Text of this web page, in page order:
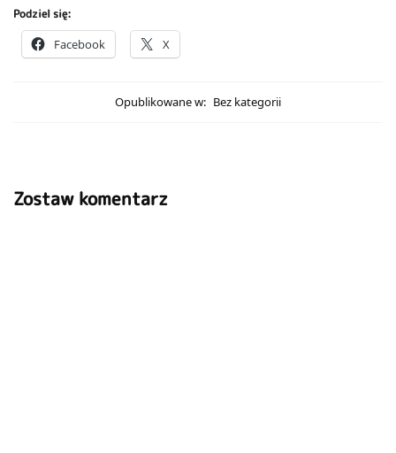
Podziel się:
Facebook X
Opublikowane w: Bez kategorii
Zostaw komentarz